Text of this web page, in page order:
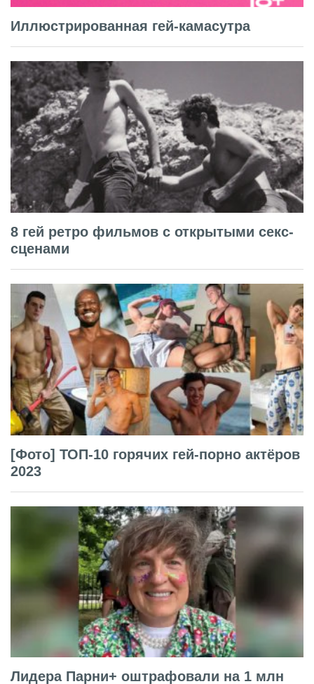
Иллюстрированная гей-камасутра
8 гей ретро фильмов с открытыми секс-
сценами
[Фото] ТОП-10 горячих гей-порно актёров
2023
Лидера Парни+ оштрафовали на 1 млн